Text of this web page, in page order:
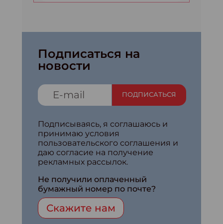
Подписаться на
новости
ПОДПИСАТЬСЯ
Подписываясь, я соглашаюсь и
принимаю условия
пользовательского соглашения и
даю согласие на получение
рекламных рассылок.
Не получили оплаченный
бумажный номер по почте?
Скажите нам